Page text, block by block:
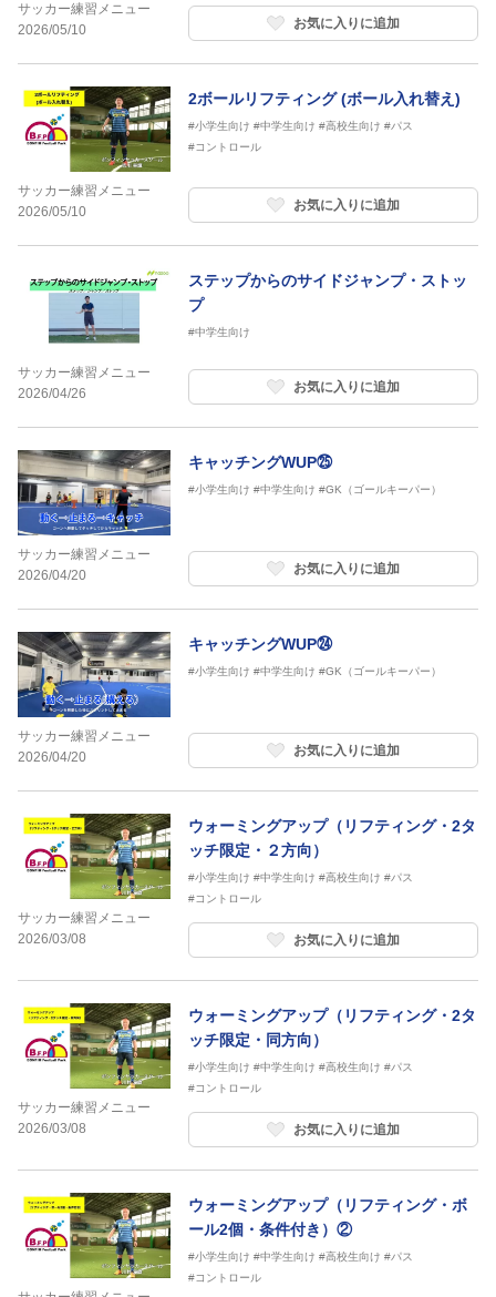
サッカー練習メニュー
2026/05/10
お気に入りに追加
サッカー練習メニュー
2026/05/10
2ボールリフティング (ボール入れ替え)
#小学生向け #中学生向け #高校生向け #パス
#コントロール
お気に入りに追加
サッカー練習メニュー
2026/04/26
ステップからのサイドジャンプ・ストッ
プ
#中学生向け
お気に入りに追加
サッカー練習メニュー
2026/04/20
キャッチングWUP㉕
#小学生向け #中学生向け #GK（ゴールキーパー）
お気に入りに追加
サッカー練習メニュー
2026/04/20
キャッチングWUP㉔
#小学生向け #中学生向け #GK（ゴールキーパー）
お気に入りに追加
サッカー練習メニュー
2026/03/08
ウォーミングアップ（リフティング・2タ
ッチ限定・２方向）
#小学生向け #中学生向け #高校生向け #パス
#コントロール
お気に入りに追加
サッカー練習メニュー
2026/03/08
ウォーミングアップ（リフティング・2タ
ッチ限定・同方向）
#小学生向け #中学生向け #高校生向け #パス
#コントロール
お気に入りに追加
ウォーミングアップ（リフティング・ボ
ール2個・条件付き）②
#小学生向け #中学生向け #高校生向け #パス
#コントロール